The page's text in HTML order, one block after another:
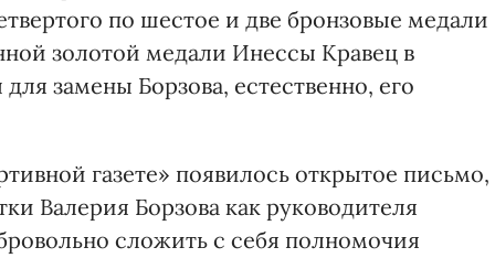
по шестое и две бронзовые медали
золотой медали Инессы Кравец в
замены Борзова, естественно, его
газете» появилось открытое письмо,
Валерия Борзова как руководителя
сложить с себя полномочия